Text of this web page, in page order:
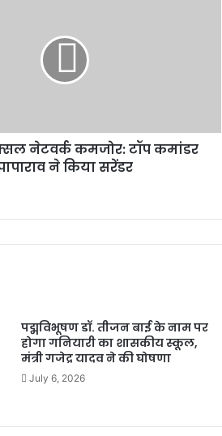
नेटवर्क कमजोर: टॉप कमांडर
ने किया सरेंडर
पद्मविभूषण डॉ. तीजन बाई के नाम पर
होगा गनियारी का शासकीय स्कूल,
मंत्री गजेद्र यादव ने की घोषणा
July 6, 2026